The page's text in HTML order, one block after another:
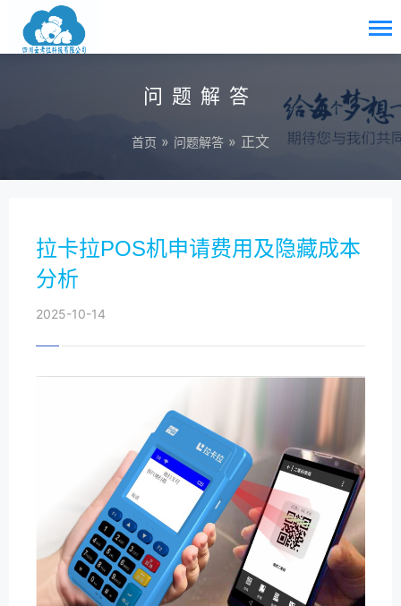
问题解答
首页 » 问题解答 » 正文
拉卡拉POS机申请费用及隐藏成本
分析
2025-10-14